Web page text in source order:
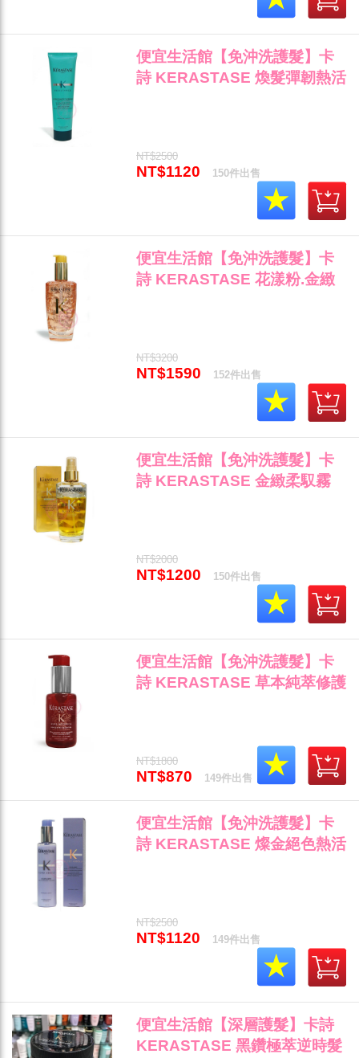
便宜生活館【免沖洗護髮】卡
詩 KERASTASE 煥髮彈韌熱活
NT$2500
NT$1120 150件出售
便宜生活館【免沖洗護髮】卡
詩 KERASTASE 花漾粉.金緻
NT$3200
NT$1590 152件出售
便宜生活館【免沖洗護髮】卡
詩 KERASTASE 金緻柔馭霧
NT$2000
NT$1200 150件出售
便宜生活館【免沖洗護髮】卡
詩 KERASTASE 草本純萃修護
NT$1800
NT$870 149件出售
便宜生活館【免沖洗護髮】卡
詩 KERASTASE 燦金絕色熱活
NT$2500
NT$1120 149件出售
便宜生活館【深層護髮】卡詩
KERASTASE 黑鑽極萃逆時髮